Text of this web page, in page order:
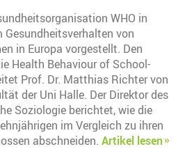
WHO in
Gesundheitsverhalten von
in Europa vorgestellt. Den
Health Behaviour of School-
Prof. Dr. Matthias Richter von
der Uni Halle. Der Direktor des
Soziologie berichtet, wie die
im Vergleich zu ihren
abschneiden. Artikel lesen